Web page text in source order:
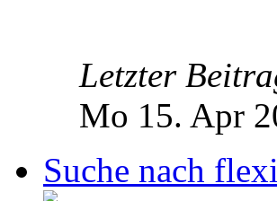
Letzter
Mo 15. Apr
Suche nach